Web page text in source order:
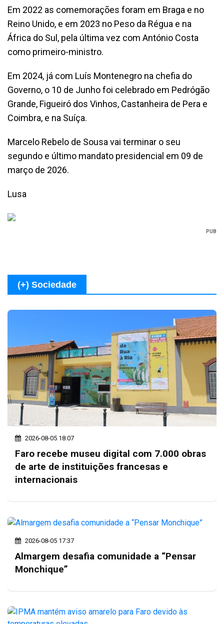
Em 2022 as comemorações foram em Braga e no
Reino Unido, e em 2023 no Peso da Régua e na
África do Sul, pela última vez com António Costa
como primeiro-ministro.
Em 2024, já com Luís Montenegro na chefia do
Governo, o 10 de Junho foi celebrado em Pedrógão
Grande, Figueiró dos Vinhos, Castanheira de Pera e
Coimbra, e na Suíça.
Marcelo Rebelo de Sousa vai terminar o seu
segundo e último mandato presidencial em 09 de
março de 2026.
Lusa
PUB
(+) Sociedade
2026-08-05 18:07
Faro recebe museu digital com 7.000 obras
de arte de instituições francesas e
internacionais
2026-08-05 17:37
Almargem desafia comunidade a “Pensar
Monchique”